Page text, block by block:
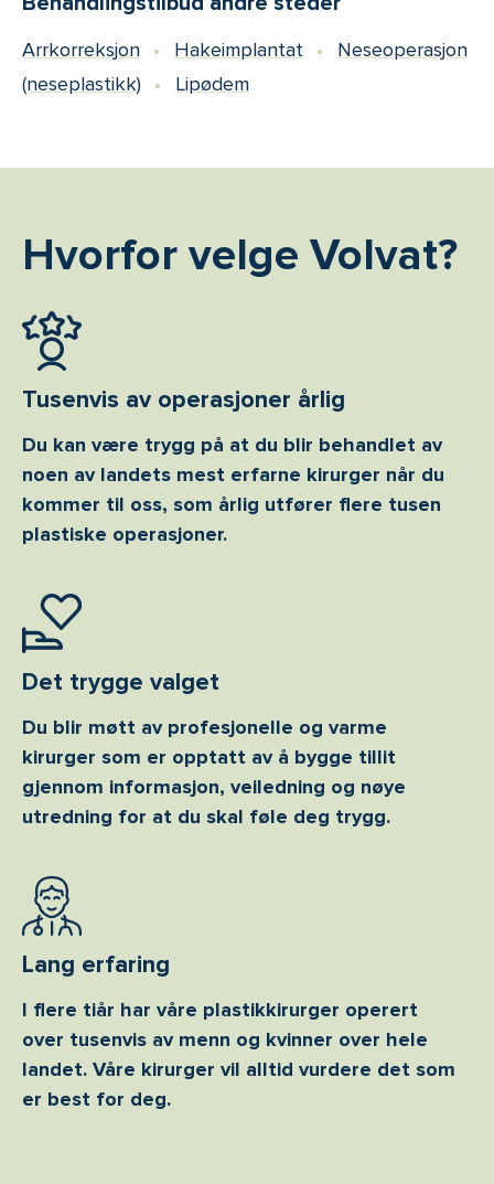
Arrkorreksjon Hakeimplantat
Neseoperasjon
(neseplastikk)
Lipødem
Hvorfor velge Volvat?
Tusenvis av operasjoner årlig
Du kan være trygg på at du blir behandlet av
noen av landets mest erfarne kirurger når du
kommer til oss, som årlig utfører flere tusen
plastiske operasjoner.
Det trygge valget
Du blir møtt av profesjonelle og varme
kirurger som er opptatt av å bygge tillit
gjennom informasjon, veiledning og nøye
utredning for at du skal føle deg trygg.
Lang erfaring
I flere tiår har våre plastikkirurger operert
over tusenvis av menn og kvinner over hele
landet. Våre kirurger vil alltid vurdere det som
er best for deg.